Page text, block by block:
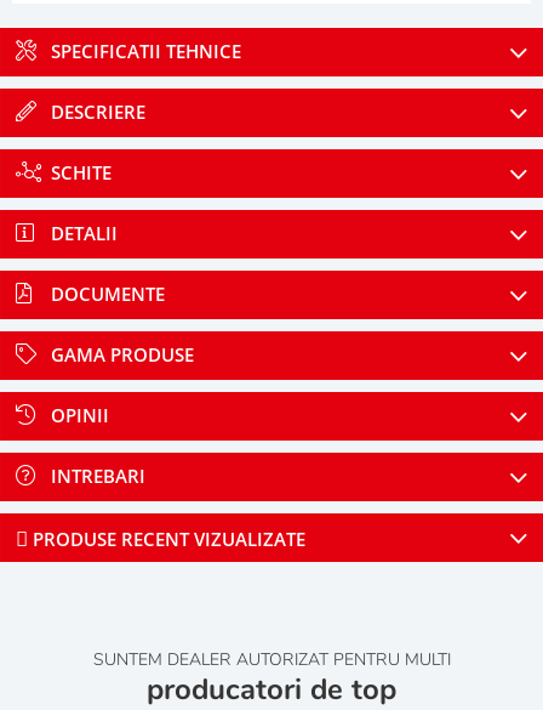
SPECIFICATII TEHNICE
DESCRIERE
SCHITE
DETALII
DOCUMENTE
GAMA PRODUSE
OPINII
INTREBARI
PRODUSE RECENT VIZUALIZATE
SUNTEM DEALER AUTORIZAT PENTRU MULTI
producatori de top